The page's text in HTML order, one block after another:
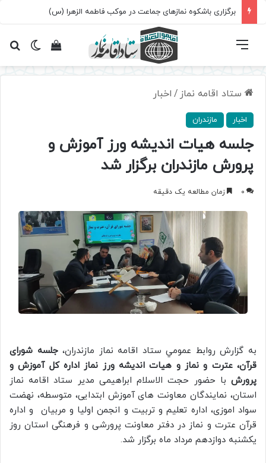
برگزاری باشکوه نمازهای جماعت در موکب فاطمه الزهرا (س)
تغییرمشاهده فهرست
ستاد اقامه نماز / اخبار
اخبار مازندران
جلسه هيات انديشه ورز آموزش و
پرورش مازندران برگزار شد
0 زمان مطالعه یک دقیقه
به گزارش روابط عمومي ستاد اقامه نماز مازندران،جلسه شورای
قرآن، عترت و نماز و هیات اندیشه ورز نماز اداره کل آموزش و
پرورش با حضور حجت الاسلام ابراهیمی مدير ستاد اقامه نماز
استان، نمایندگان معاونت های آموزش ابتدایی، متوسطه، نهضت
سواد اموزی، اداره تعلیم و تربیت و انجمن اولیا و مربیان و اداره
قرآن عترت و نماز در دفتر معاونت پرورشی و فرهنگی استان روز
یکشنبه دوازدهم مرداد ماه برگزار شد.